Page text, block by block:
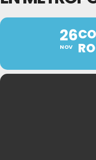
26
NOV